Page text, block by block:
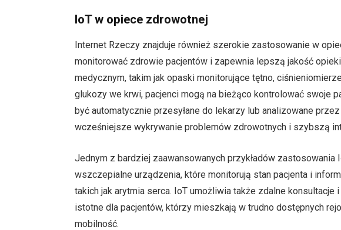
IoT w opiece zdrowotnej
Internet Rzeczy znajduje również szerokie zastosowanie w
monitorować zdrowie pacjentów i zapewnia lepszą jakość
medycznym, takim jak opaski monitorujące tętno,
glukozy we krwi, pacjenci mogą na bieżąco kontrolować swoje
być automatycznie przesyłane do lekarzy lub analizowane
wcześniejsze wykrywanie problemów zdrowotnych i szybszą
Jednym z bardziej zaawansowanych przykładów
wszczepialne urządzenia, które monitorują stan pacjenta i
takich jak arytmia serca. IoT umożliwia także zdalne
istotne dla pacjentów, którzy mieszkają w trudno dostępnych
mobilność.